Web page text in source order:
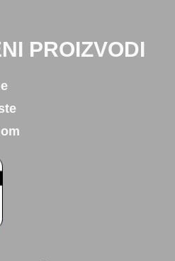
PROIZVODI